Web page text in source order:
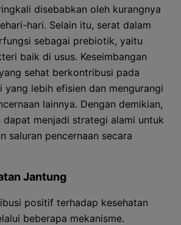
disebabkan oleh kurangnya
hari. Selain itu, serat dalam
sebagai prebiotik, yaitu
baik di usus. Keseimbangan
sehat berkontribusi pada
yang lebih efisien dan mengurangi
lainnya. Dengan demikian,
dapat menjadi strategi alami untuk
saluran pencernaan secara
Jantung
positif terhadap kesehatan
beberapa mekanisme.